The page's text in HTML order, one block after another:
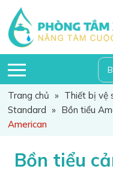
Trang chủ » Thiết bị vệ
Standard » Bồn tiểu
American
Bồn tiểu